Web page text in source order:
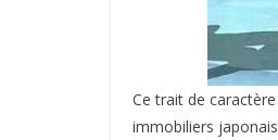
Ce trait de
immobiliers